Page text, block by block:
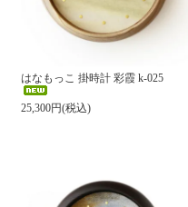
はなもっこ 掛時計 彩霞 k-025
25,300円(税込)